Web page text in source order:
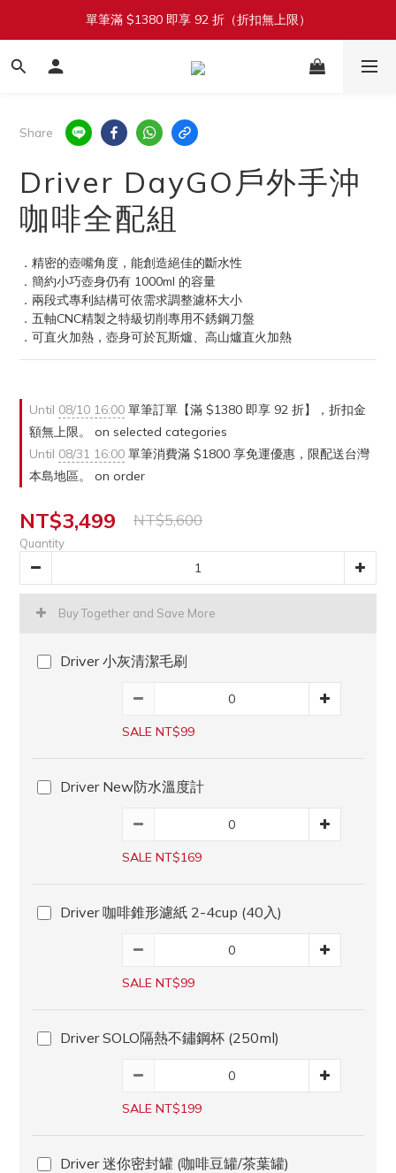
加入會員立即送 $100 購物金
單筆滿 $1380 即享 92 折（折扣無上限）
加入會員立即送 $100 購物金
Share
Driver DayGO戶外手沖
咖啡全配組
．精密的壺嘴角度，能創造絕佳的斷水性
．簡約小巧壺身仍有 1000ml 的容量
．兩段式專利結構可依需求調整濾杯大小
．五軸CNC精製之特級切削專用不銹鋼刀盤
．可直火加熱，壺身可於瓦斯爐、高山爐直火加熱
Until 08/10 16:00 單筆訂單【滿 $1380 即享 92 折】，折扣金
額無上限。 on selected categories
Until 08/31 16:00 單筆消費滿 $1800 享免運優惠，限配送台灣
本島地區。 on order
NT$3,499 NT$5,600
Quantity
Buy Together and Save More
Driver 小灰清潔毛刷
SALE NT$99
Driver New防水溫度計
SALE NT$169
Driver 咖啡錐形濾紙 2-4cup (40入)
SALE NT$99
Driver SOLO隔熱不鏽鋼杯 (250ml)
SALE NT$199
Driver 迷你密封罐 (咖啡豆罐/茶葉罐)